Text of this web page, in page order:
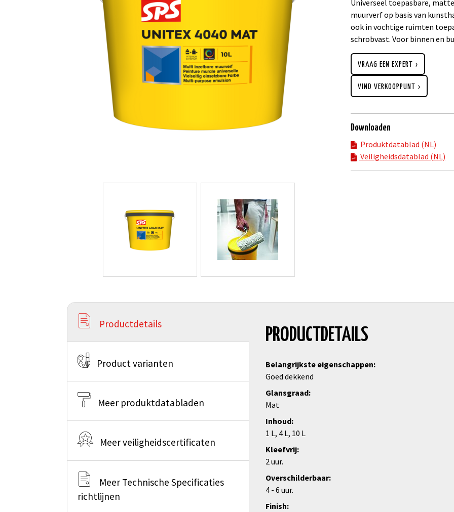
Universeel toepasbare,
muurverf op basis van
ook in vochtige ruimten
schrobvast. Voor binnen en
VRAAG EEN EXPERT
VIND VERKOOPPUNT
Downloaden
Produktdatablad (NL)
Veiligheidsdatablad (NL)
Productdetails
Product varianten
Meer produktdatabladen
Meer veiligheidscertificaten
Meer Technische Specificaties
richtlijnen
PRODUCTDETAILS
Belangrijkste eigenschappen
Goed dekkend
Glansgraad
Mat
Inhoud
1 L, 4 L, 10 L
Kleefvrij
2 uur.
Overschilderbaar
4 - 6 uur.
Finish